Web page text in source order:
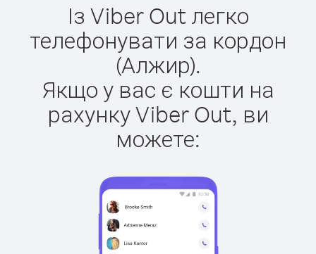
Із Viber Out легко
телефонувати за кордон
(Алжир).
Якщо у вас є кошти на
рахунку Viber Out, ви
можете: